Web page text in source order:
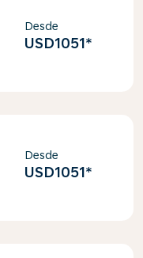
Desde
USD1051*
Desde
USD1051*